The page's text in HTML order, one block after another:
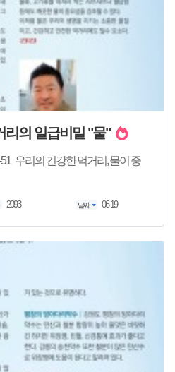
리의 일급비밀 "물"
우리의 건강한 먹거리, 물이 중
2093 날짜 06-19